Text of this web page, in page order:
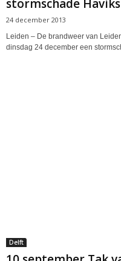
stormschade
24 december 2013
Leiden – De brandweer van
dinsdag 24 december een
Delft